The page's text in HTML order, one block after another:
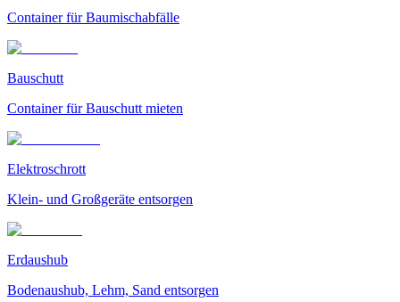
Container für Baumischabfälle
Bauschutt
Container für Bauschutt mieten
Elektroschrott
Klein- und Großgeräte entsorgen
Erdaushub
Bodenaushub, Lehm, Sand entsorgen